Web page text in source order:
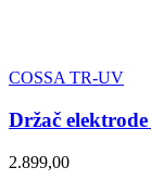
COSSA TR-UV
Držač
2.899,00